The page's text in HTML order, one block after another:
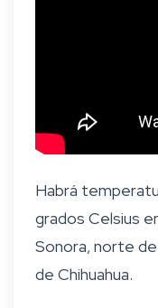
Habrá
grados Celsius
Sonora, norte
de Chihuahua.